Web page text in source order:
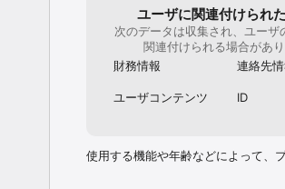
MetaTrader 5プラットフォームサ
ユーザに関連付けられ
次のデータは収集され、ユーザ
関連付けられる場合があり
財務情報
連絡先
ユーザコンテンツ ID
使用する機能や年齢などによって、